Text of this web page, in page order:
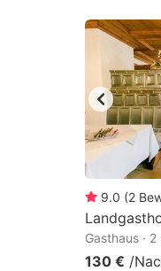
9.0 (2
Gasthaus ·
130 € /